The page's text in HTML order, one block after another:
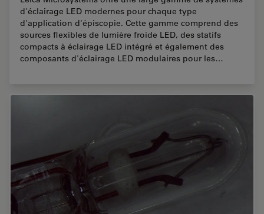
d'éclairage LED modernes pour chaque type
d'application d'épiscopie. Cette gamme comprend des
sources flexibles de lumière froide LED, des statifs
compacts à éclairage LED intégré et également des
composants d'éclairage LED modulaires pour les…